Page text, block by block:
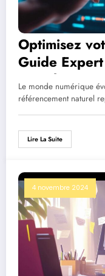
Optimisez
Guide
Google
Le monde numérique
référencement naturel
Lire La Suite
4 novembre 2024